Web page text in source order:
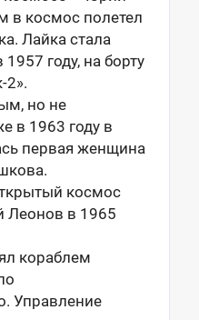
в космос полетел
Лайка стала
году, на борту
2».
но не
в 1963 году в
первая женщина
космос
Леонов в 1965
кораблем
Управление